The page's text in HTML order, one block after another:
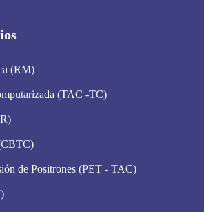
(RM)
(TAC -TC)
de Positrones (PET - TAC)